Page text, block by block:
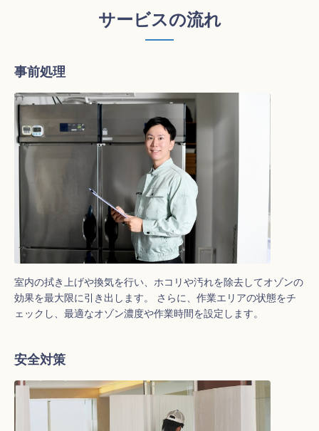
サービスの流れ
事前処理
室内の拭き上げや換気を行い、ホコリや汚れを除去してオゾンの
効果を最大限に引き出します。 さらに、作業エリアの状態をチ
ェックし、最適なオゾン濃度や作業時間を設定します。
安全対策